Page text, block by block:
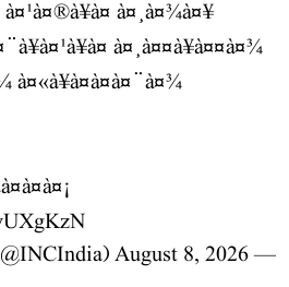
à¤¹à¤®à¥à¤ à¤¸à¤¾à¤¥
à¤¸à¤¤à¥à¤¤à¤¾
à¤«à¥à¤à¤à¤¨à¤¾
— Congress (@INCIndia)
August 8, 2026